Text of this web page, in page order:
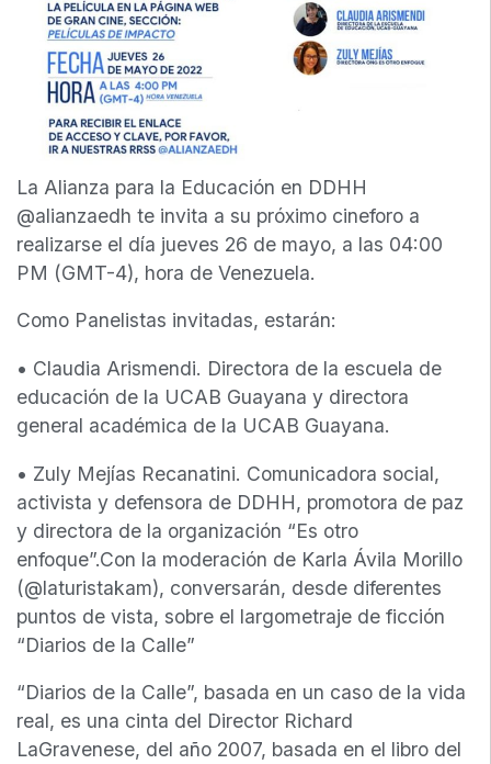
La Alianza para la Educación en DDHH
@alianzaedh te invita a su próximo cineforo a
realizarse el día jueves 26 de mayo, a las 04:00
PM (GMT-4), hora de Venezuela.
Como Panelistas invitadas, estarán:
• Claudia Arismendi. Directora de la escuela de
educación de la UCAB Guayana y directora
general académica de la UCAB Guayana.
• Zuly Mejías Recanatini. Comunicadora social,
activista y defensora de DDHH, promotora de paz
y directora de la organización “Es otro
enfoque”.Con la moderación de Karla Ávila Morillo
(@laturistakam), conversarán, desde diferentes
puntos de vista, sobre el largometraje de ficción
“Diarios de la Calle”
“Diarios de la Calle”, basada en un caso de la vida
real, es una cinta del Director Richard
LaGravenese, del año 2007, basada en el libro del